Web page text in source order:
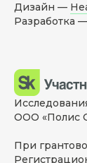
Дизайн —
Разработка —
ООО «Полис
При